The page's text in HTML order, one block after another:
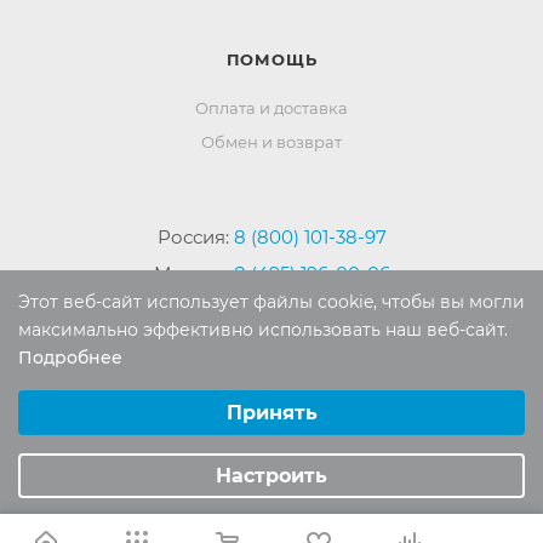
ПОМОЩЬ
Оплата и доставка
Обмен и возврат
Россия: 8 (800) 101-38-97
Москва:8 (495) 196-00-06
Отдел продаж:info@mr-kover.ru
Тех. поддержка:
2022-2026 © Интернет магазинMR-KOVER.RU
Авторские права защищены. Воспроизведение
материалов сайта без письменного разрешения
запрещено.
Этот веб-сайт использует файлы cookie, чтобы вы могли
максимально эффективно использовать наш веб-сайт.
Подробнее
Аналитические/Функциональные
Принять
Настроить